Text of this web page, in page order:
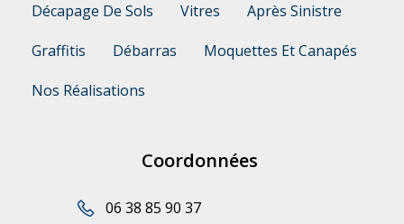
Décapage De Sols
Vitres
Après Sinistre
Graffitis
Débarras
Moquettes Et Canapés
Nos Réalisations
Coordonnées
06 38 85 90 37